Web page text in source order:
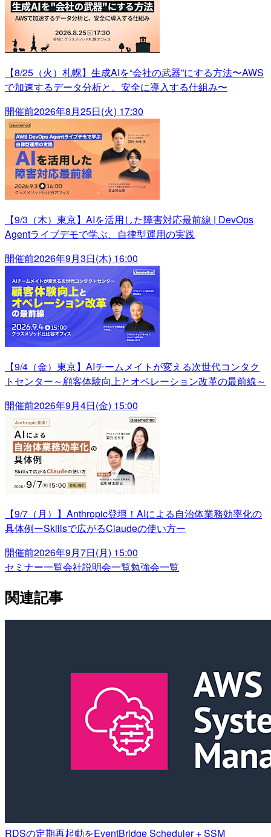
【8/25（火）札幌】生成AIを“会社の武器”にする方法〜AWS
で加速するデータ分析と、安全に導入する仕組み〜
開催前2026年8月25日(火) 17:30
【9/3（木）東京】AIを活用した障害対応最前線 | DevOps
Agentライブデモで学ぶ、自律型運用の実践
開催前2026年9月3日(木) 16:00
【9/4（金）東京】AIチームメイトが変える次世代コンタク
トセンター～顧客体験向上とオペレーション改革の最前線～
開催前2026年9月4日(金) 15:00
【9/7（月）】Anthropic登壇！AIによる自治体業務効率化の
具体例ーSkillsで広がるClaudeの使い方ー
開催前2026年9月7日(月) 15:00
セミナー一覧会社説明会一覧勉強会一覧
関連記事
RDSの定期再起動をEventBridge Scheduler + SSM